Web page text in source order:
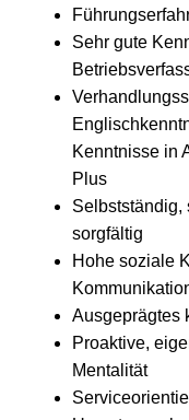
Sehr gute
Kenntnisse in
Plus
Selbstständig,
sorgfältig
Hohe soziale
Ausgeprägtes
Proaktive,
Mentalität